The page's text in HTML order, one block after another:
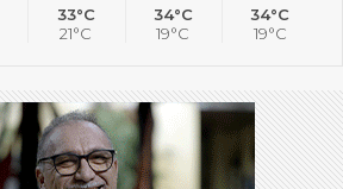
33°C
21°C
34°C
19°C
34°C
19°C